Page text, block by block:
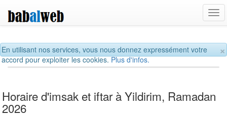
×
En utilisant nos services, vous nous donnez expressément votre
accord pour exploiter les cookies.Plus d'infos.
Horaire d'imsak et iftar à Yildirim, Ramadan
2026